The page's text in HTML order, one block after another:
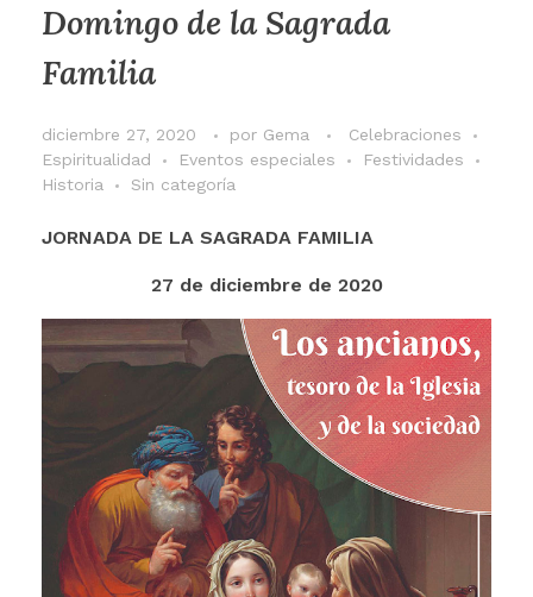
Domingo de la Sagrada
Familia
diciembre 27, 2020 por Gema
Celebraciones
Espiritualidad
Eventos especiales
Festividades
Historia
Sin categoría
JORNADA DE LA SAGRADA FAMILIA
27 de diciembre de 2020